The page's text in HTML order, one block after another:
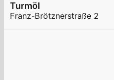
Turmöl
Franz-Brötznerstraße 2